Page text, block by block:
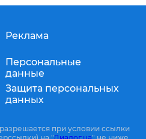
Реклама
Персональные
данные
Защита персональных
данных
при условии ссылки